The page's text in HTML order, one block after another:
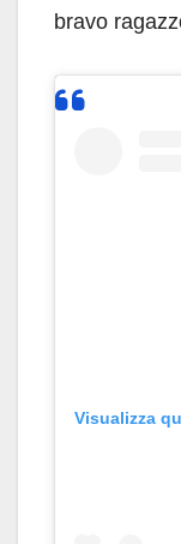
bravo
Visualizza